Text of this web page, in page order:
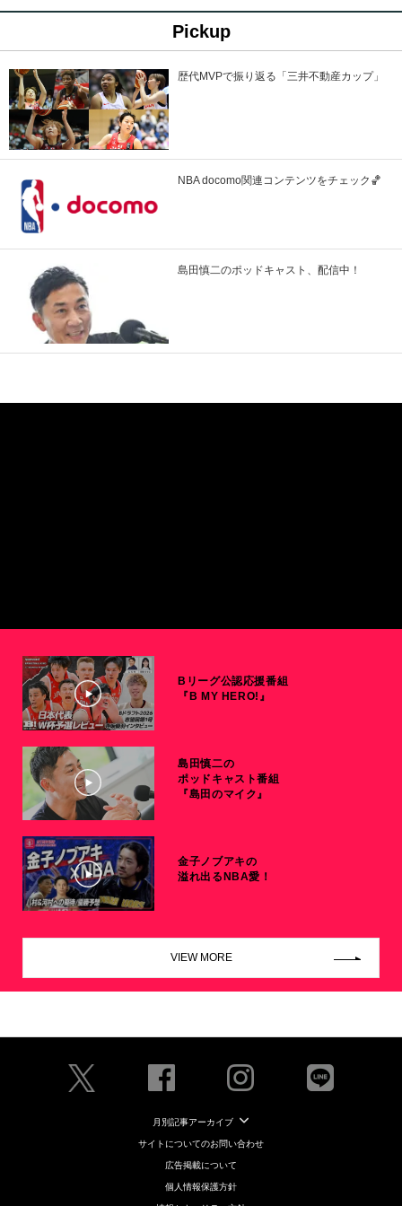
Pickup
歴代MVPで振り返る「三井不動産カップ」
NBA docomo関連コンテンツをチェック🏀
島田慎二のポッドキャスト、配信中！
Bリーグ公認応援番組
『B MY HERO!』
島田慎二の
ポッドキャスト番組
『島田のマイク』
金子ノブアキの
溢れ出るNBA愛！
VIEW MORE
月別記事アーカイブ
サイトについてのお問い合わせ
広告掲載について
個人情報保護方針